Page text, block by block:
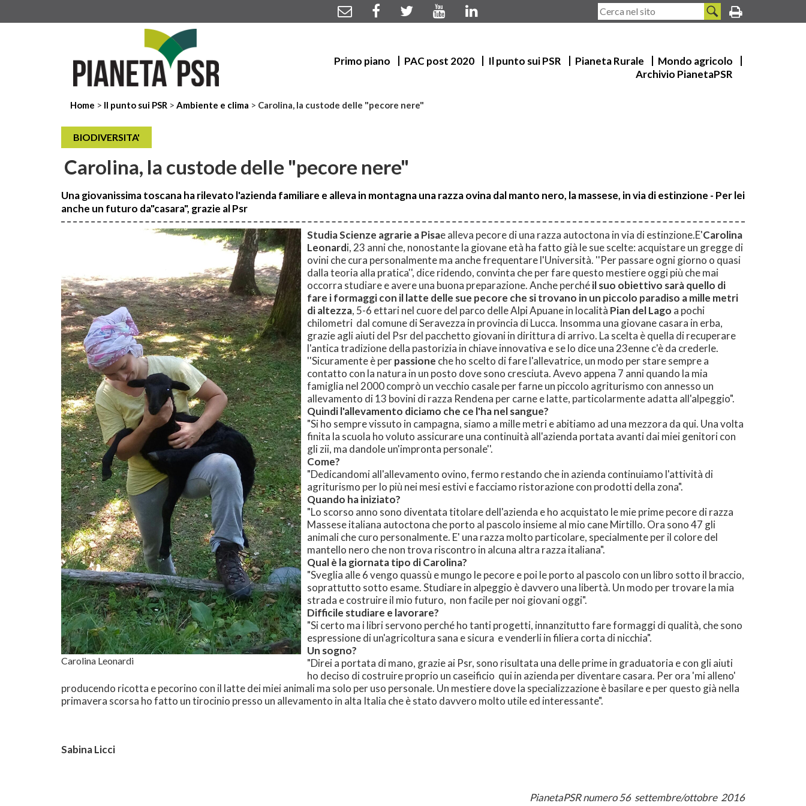
Primo piano PAC post 2020 Il punto sui PSR Pianeta Rurale
Mondo agricolo
Archivio PianetaPSR
Home > Il punto sui PSR > Ambiente e clima > Carolina, la custode delle "pecore nere"
BIODIVERSITA'
Carolina, la custode delle "pecore nere"
Una giovanissima toscana ha rilevato l'azienda familiare e alleva in montagna una razza ovina dal manto nero, la massese, in via di estinzione - Per lei
anche un futuro da"casara", grazie al Psr
Carolina Leonardi
Studia Scienze agrarie a Pisae alleva pecore di una razza autoctona in via di estinzione.E'Carolina
Leonardi, 23 anni che, nonostante la giovane età ha fatto già le sue scelte: acquistare un gregge di
ovini che cura personalmente ma anche frequentare l'Università. ''Per passare ogni giorno o quasi
dalla teoria alla pratica'', dice ridendo, convinta che per fare questo mestiere oggi più che mai
occorra studiare e avere una buona preparazione. Anche perchéil suo obiettivo sarà quello di
fare i formaggi con il latte delle sue pecore che si trovano in un piccolo paradiso a mille metri
di altezza, 5-6 ettari nel cuore del parco delle Alpi Apuane in località Pian del Lago a pochi
chilometri dal comune di Seravezza in provincia di Lucca. Insomma una giovane casara in erba,
grazie agli aiuti del Psr del pacchetto giovani in dirittura di arrivo. La scelta è quella di recuperare
l'antica tradizione della pastorizia in chiave innovativa e se lo dice una 23enne c'è da crederle.
''Sicuramente è perpassione che ho scelto di fare l'allevatrice, un modo per stare sempre a
contatto con la natura in un posto dove sono cresciuta. Avevo appena 7 anni quando la mia
famiglia nel 2000 comprò un vecchio casale per farne un piccolo agriturismo con annesso un
allevamento di 13 bovini di razza Rendena per carne e latte, particolarmente adatta all'alpeggio".
Quindi l'allevamento diciamo che ce l'ha nel sangue?
"Si ho sempre vissuto in campagna, siamo a mille metri e abitiamo ad una mezzora da qui. Una volta
finita la scuola ho voluto assicurare una continuità all'azienda portata avanti dai miei genitori con
gli zii, ma dandole un'impronta personale''.
Come?
"Dedicandomi all'allevamento ovino, fermo restando che in azienda continuiamo l'attività di
agriturismo per lo più nei mesi estivi e facciamo ristorazione con prodotti della zona".
Quando ha iniziato?
"Lo scorso anno sono diventata titolare dell'azienda e ho acquistato le mie prime pecore di razza
Massese italiana autoctona che porto al pascolo insieme al mio cane Mirtillo. Ora sono 47 gli
animali che curo personalmente. E' una razza molto particolare, specialmente per il colore del
mantello nero che non trova riscontro in alcuna altra razza italiana".
Qual è la giornata tipo di Carolina?
"Sveglia alle 6 vengo quassù e mungo le pecore e poi le porto al pascolo con un libro sotto il braccio,
soprattutto sotto esame. Studiare in alpeggio è davvero una libertà. Un modo per trovare la mia
strada e costruire il mio futuro, non facile per noi giovani oggi".
Difficile studiare e lavorare?
"Si certo ma i libri servono perché ho tanti progetti, innanzitutto fare formaggi di qualità, che sono
espressione di un'agricoltura sana e sicura e venderli in filiera corta di nicchia".
Un sogno?
"Direi a portata di mano, grazie ai Psr, sono risultata una delle prime in graduatoria e con gli aiuti
ho deciso di costruire proprio un caseificio qui in azienda per diventare casara. Per ora 'mi alleno'
producendo ricotta e pecorino con il latte dei miei animali ma solo per uso personale. Un mestiere dove la specializzazione è basilare e per questo già nella
primavera scorsa ho fatto un tirocinio presso un allevamento in alta Italia che è stato davvero molto utile ed interessante".
Sabina Licci
PianetaPSR numero 56 settembre/ottobre 2016